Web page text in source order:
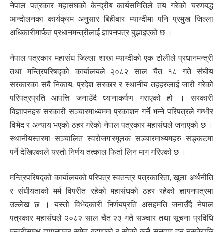
नेपाल पत्रकार महासंघको केन्द्रीय कार्यसमितिले तय गरेको चरणबद्ध
आन्दोलनका कार्यक्रम अनुसार बिहीबार म्याग्दीमा पनि प्रमुख जिल्ला
अधिकारीमार्फत प्रधानमन्त्रीलाई ज्ञापनपत्र बुझाइएको छ ।
नेपाल पत्रकार महासंघ जिल्ला शाखा म्याग्दीको एक टोलीले प्रधानमन्त्री
तथा मन्त्रिपरिषद्को कार्यालयले २०८२ साल चैत १८ गते संघीय
सरकारका सबै निकाय, प्रदेश सरकार र स्थानीय तहहरुलाई जारी गरेको
परिपत्रप्रति आपत्ति जनाउँदै ध्यानाकर्षण गराएको हो । सरकारी
विज्ञापनहरु सरकारी सञ्चारमाध्यममा प्रकाशन गर्ने भन्ने परिपत्रले गम्भीर
विभेद र अन्याय भएको ठहर गरेको नेपाल पत्रकार महासंघले जनाएको छ ।
स्थानीयस्तरमा सञ्चालित स्वरोजगारमूलक सञ्चारमाध्यमहरु सङ्कटमा
पर्ने देखिएकाले यस्तो निर्णय तत्काल फिर्ता लिन माग गरिएको छ ।
मन्त्रिपरिषद्को कार्यालयको परिपत्र स्वतन्त्र पत्रकारिता, खुला अर्थनीति
र संघीयताको मर्म विपरीत रहेको महासंघको ठहर रहेको ज्ञापनपत्रमा
उल्लेख छ । यस्तो विभेदकारी निर्णयप्रति असहमति जनाउँदै नेपाल
पत्रकार महासंघले २०८२ साल चैत २३ गते सञ्चार तथा सूचना प्रविधि